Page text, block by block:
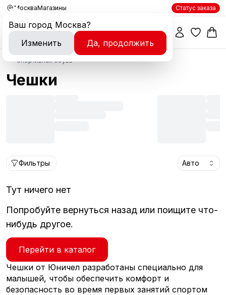
Москва
Ваш город Москва?
Изменить
Да, продолжить
Магазины Статус заказа
Спортивная обувь
Чешки
Фильтры Авто
Тут ничего нет
Попробуйте вернуться назад или поищите что-
нибудь другое.
Перейти в каталог
Чешки от Юничел разработаны специально для
малышей, чтобы обеспечить комфорт и
безопасность во время первых занятий спортом